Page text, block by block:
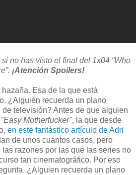
no has visto el final del 1x04 “Who
¡Atención Spoilers!
Esa de la que está
¿Alguién recuerda un plano
televisión? Antes de que alguien
"Easy Motherfucker", la que desde
en este fantástico artículo de Adri
de unos cuantos casos, pero
razones por las que las series no
tan cinematográfico. Por eso
¿Alguien recuerda un plano